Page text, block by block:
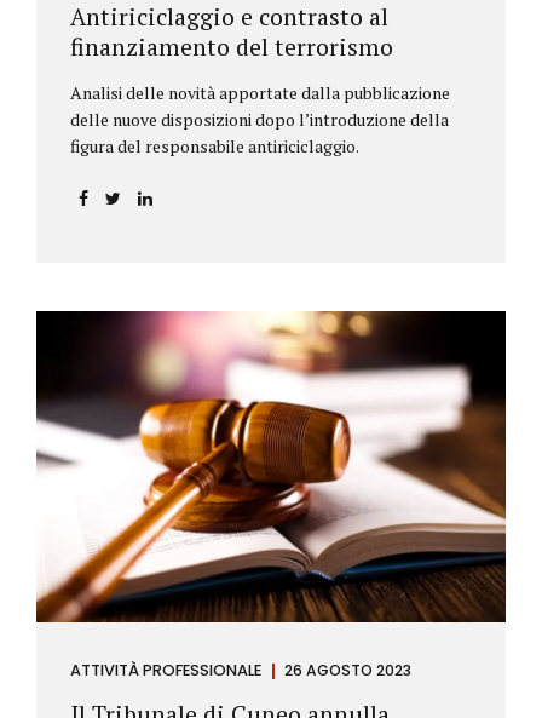
Antiriciclaggio e contrasto al
finanziamento del terrorismo
Analisi delle novità apportate dalla pubblicazione
delle nuove disposizioni dopo l’introduzione della
figura del responsabile antiriciclaggio.
ATTIVITÀ PROFESSIONALE 26 AGOSTO 2023